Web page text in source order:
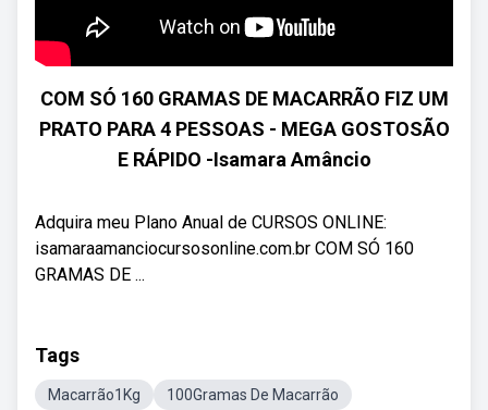
COM SÓ 160 GRAMAS DE MACARRÃO FIZ UM
PRATO PARA 4 PESSOAS - MEGA GOSTOSÃO
E RÁPIDO -Isamara Amâncio
Adquira meu Plano Anual de CURSOS ONLINE:
isamaraamanciocursosonline.com.br COM SÓ 160
GRAMAS DE ...
Tags
Macarrão1Kg 100Gramas De Macarrão